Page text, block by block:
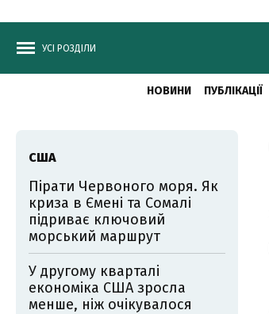
УСІ РОЗДІЛИ
НОВИНИ ПУБЛІКАЦІЇ
США
Пірати Червоного моря. Як
криза в Ємені та Сомалі
підриває ключовий
морський маршрут
У другому кварталі
економіка США зросла
менше, ніж очікувалося